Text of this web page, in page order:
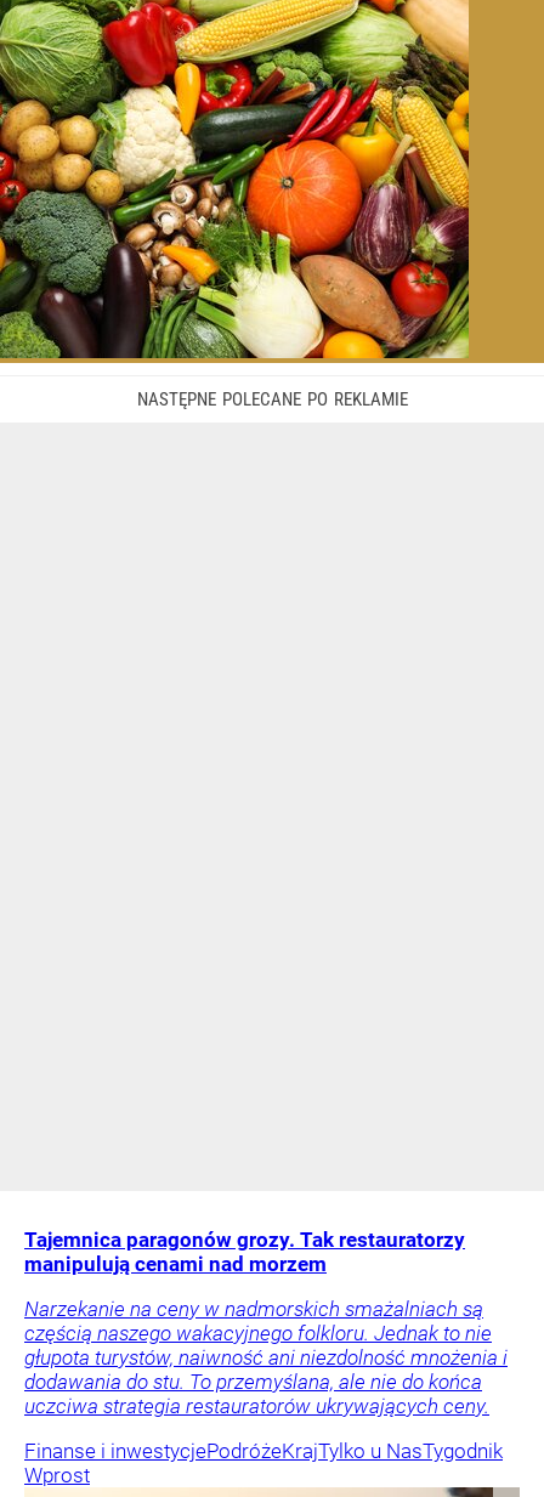
Tajemnica paragonów grozy. Tak restauratorzy
manipulują cenami nad morzem
Narzekanie na ceny w nadmorskich smażalniach są
częścią naszego wakacyjnego folkloru. Jednak to nie
głupota turystów, naiwność ani niezdolność mnożenia i
dodawania do stu. To przemyślana, ale nie do końca
uczciwa strategia restauratorów ukrywających ceny.
Finanse i inwestycjePodróżeKrajTylko u NasTygodnik
Wprost